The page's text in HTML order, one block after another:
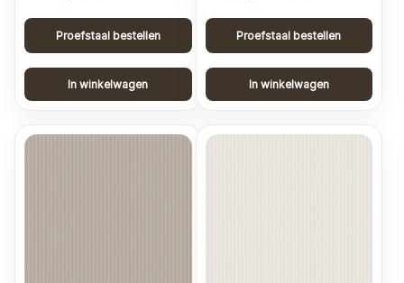
Proefstaal bestellen
In winkelwagen
Proefstaal bestellen
In winkelwagen